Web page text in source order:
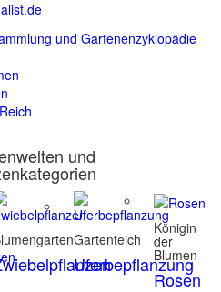
und
Gartenteich
Uferbepflanzung
Königin
der
Blumen
Rosen